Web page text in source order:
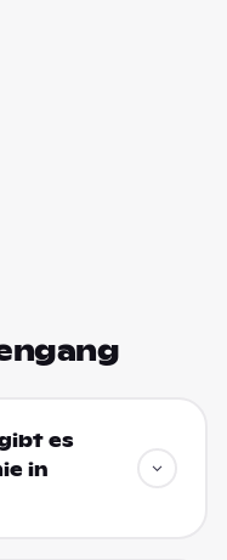
es
in